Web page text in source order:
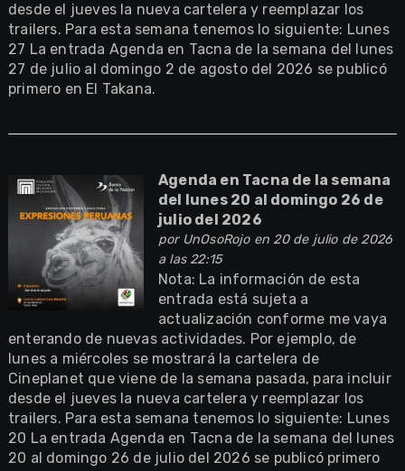
desde el jueves la nueva cartelera y reemplazar los
trailers. Para esta semana tenemos lo siguiente: Lunes
27 La entrada Agenda en Tacna de la semana del lunes
27 de julio al domingo 2 de agosto del 2026 se publicó
primero en El Takana.
Agenda en Tacna de la semana
del lunes 20 al domingo 26 de
julio del 2026
por UnOsoRojoen 20 de julio de 2026
a las 22:15
Nota: La información de esta
entrada está sujeta a
actualización conforme me vaya
enterando de nuevas actividades. Por ejemplo, de
lunes a miércoles se mostrará la cartelera de
Cineplanet que viene de la semana pasada, para incluir
desde el jueves la nueva cartelera y reemplazar los
trailers. Para esta semana tenemos lo siguiente: Lunes
20 La entrada Agenda en Tacna de la semana del lunes
20 al domingo 26 de julio del 2026 se publicó primero